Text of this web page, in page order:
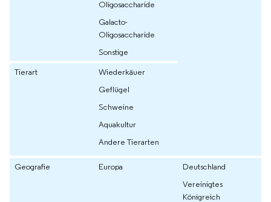
Oligosaccharide
Galacto-
Oligosaccharide
Sonstige
Tierart
Wiederkäuer
Geflügel
Schweine
Aquakultur
Andere Tierarten
Geografie Europa
Deutschland
Vereinigtes
Königreich